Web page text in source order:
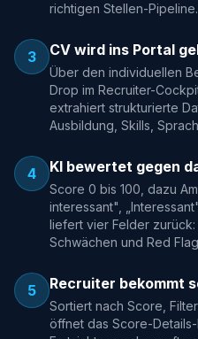
richtigen Stellen-Pipeline.
3 CV wird ins Portal
Über den individuellen
Drop im Recruiter-
extrahiert strukturierte
Ausbildung, Skills,
4 KI bewertet gegen
Score 0 bis 100, dazu
interessant",
liefert vier Felder zurück:
Schwächen und Red
5 Recruiter bekommt
Sortiert nach Score,
öffnet das Score-